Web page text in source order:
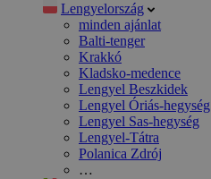
Lengyelország
minden ajánlat
Balti-tenger
Krakkó
Kladsko-medence
Lengyel Beszkidek
Lengyel Óriás-hegység
Lengyel Sas-hegység
Lengyel-Tátra
Polanica Zdrój
…